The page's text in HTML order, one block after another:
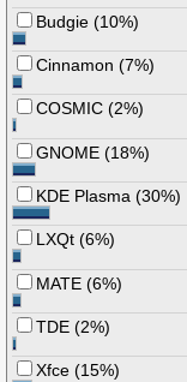
Budgie (10%)
Cinnamon (7%)
COSMIC (2%)
GNOME (18%)
KDE Plasma (30%)
LXQt (6%)
MATE (6%)
TDE (2%)
Xfce (15%)